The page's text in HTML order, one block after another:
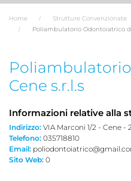
Home Strutture Convenzionate
Poliambulatorio Odontoiatrico
Cene s.r.l.s
Informazioni relative alla
Indirizzo: VIA Marconi 1/2 - Cene -
Telefono: 035718810
Email:
Sito Web: 0